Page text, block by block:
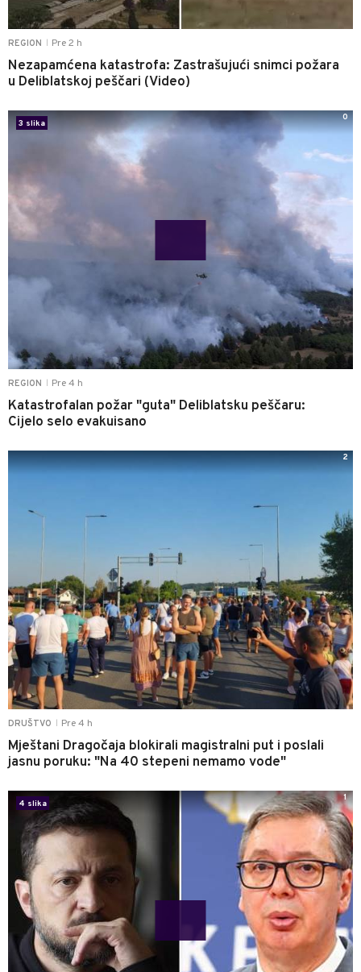
REGION Pre 2 h
Nezapamćena katastrofa: Zastrašujući snimci požara
u Deliblatskoj peščari (Video)
REGION Pre 4 h
Katastrofalan požar "guta" Deliblatsku peščaru:
Cijelo selo evakuisano
3 slika
0
DRUŠTVO Pre 4 h
Mještani Dragočaja blokirali magistralni put i poslali
jasnu poruku: "Na 40 stepeni nemamo vode"
2
4 slika
1